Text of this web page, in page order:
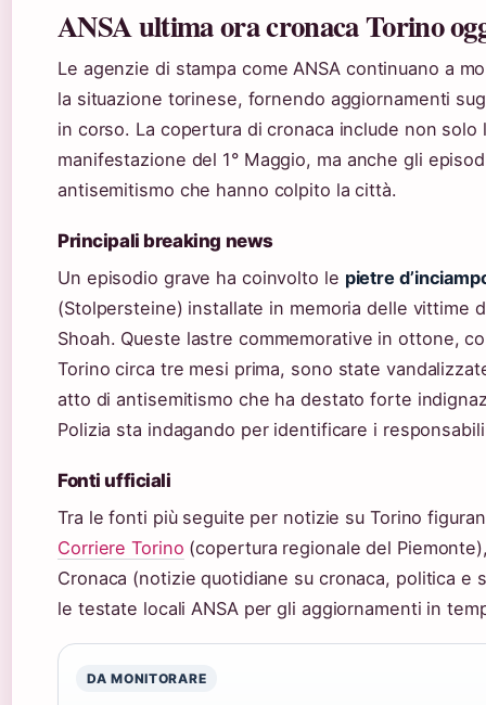
ANSA ultima ora cronaca Torino
Le agenzie di stampa come ANSA continuano a
la situazione torinese, fornendo aggiornamenti
in corso. La copertura di cronaca include non solo
manifestazione del 1° Maggio, ma anche gli
antisemitismo che hanno colpito la città.
Principali breaking news
Un episodio grave ha coinvolto le pietre
(Stolpersteine) installate in memoria delle vittime
Shoah. Queste lastre commemorative in ottone,
Torino circa tre mesi prima, sono state
atto di antisemitismo che ha destato forte
Polizia sta indagando per identificare i
Fonti ufficiali
Tra le fonti più seguite per notizie su Torino
Corriere Torino (copertura regionale del
Cronaca (notizie quotidiane su cronaca, politica e
le testate locali ANSA per gli aggiornamenti in
DA MONITORARE